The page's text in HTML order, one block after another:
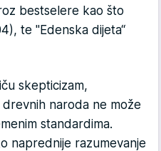
bestselere kao što
, te "Edenska dijeta“
skepticizam,
drevnih naroda ne može
standardima.
naprednije razumevanje